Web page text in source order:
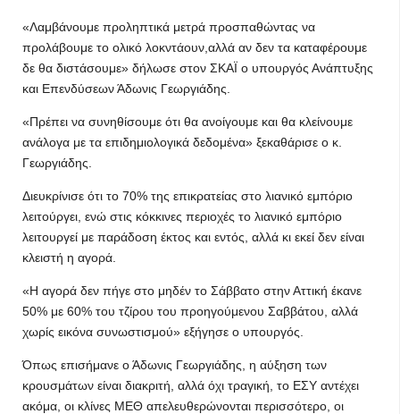
«Λαμβάνουμε προληπτικά μετρά προσπαθώντας να
προλάβουμε το ολικό λοκντάουν,αλλά αν δεν τα καταφέρουμε
δε θα διστάσουμε» δήλωσε στον ΣΚΑΪ ο υπουργός Ανάπτυξης
και Επενδύσεων Άδωνις Γεωργιάδης.
«Πρέπει να συνηθίσουμε ότι θα ανοίγουμε και θα κλείνουμε
ανάλογα με τα επιδημιολογικά δεδομένα» ξεκαθάρισε ο κ.
Γεωργιάδης.
Διευκρίνισε ότι το 70% της επικρατείας στο λιανικό εμπόριο
λειτούργει, ενώ στις κόκκινες περιοχές το λιανικό εμπόριο
λειτουργεί με παράδοση έκτος και εντός, αλλά κι εκεί δεν είναι
κλειστή η αγορά.
«Η αγορά δεν πήγε στο μηδέν το Σάββατο στην Αττική έκανε
50% με 60% του τζίρου του προηγούμενου Σαββάτου, αλλά
χωρίς εικόνα συνωστισμού» εξήγησε ο υπουργός.
Όπως επισήμανε ο Άδωνις Γεωργιάδης, η αύξηση των
κρουσμάτων είναι διακριτή, αλλά όχι τραγική, το ΕΣΥ αντέχει
ακόμα, οι κλίνες ΜΕΘ απελευθερώνονται περισσότερο, οι